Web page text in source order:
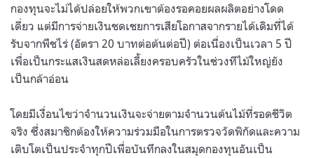
กองทุนจะไม่ได้ปล่อยให้พวกเขาต้องรอคอยผลผลิตอย่างโดด
เดี่ยว แต่มีการจ่ายเงินชดเชยการเสียโอกาสจากรายได้เดิมที่ได้
รับจากพืชไร่ (อัตรา 20 บาทต่อต้นต่อปี) ต่อเนื่องเป็นเวลา 5 ปี
เพื่อเป็นกระแสเงินสดหล่อเลี้ยงครอบครัวในช่วงทีไม้ใหญ่ยัง
เป็นกล้าอ่อน
โดยมีเงื่อนไขว่าจำนวนเงินจะจ่ายตามจำนวนต้นไม้ที่รอดชีวิต
จริง ซึ่งสมาชิกต้องให้ความร่วมมือในการตรวจวัดพิกัดและความ
เติบโตเป็นประจำทุกปีเพื่อบันทึกลงในสมุดกองทุนอันเป็น